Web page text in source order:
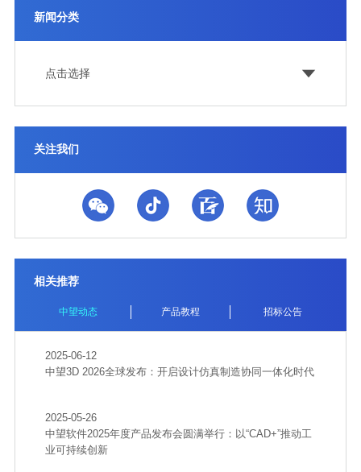
新闻分类
点击选择
关注我们
相关推荐
中望动态 产品教程 招标公告
2025-06-12
中望3D 2026全球发布：开启设计仿真制造协同一体化时代
2025-05-26
中望软件2025年度产品发布会圆满举行：以“CAD+”推动工
业可持续创新